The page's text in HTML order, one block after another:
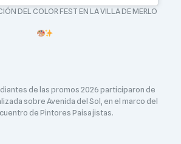
DEL COLOR FEST EN LA VILLA DE MERLO
de las promos 2026 participaron de
sobre Avenida del Sol, en el marco del
de Pintores Paisajistas.